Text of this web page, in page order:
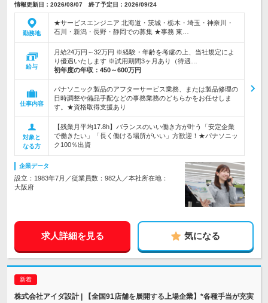
情報更新日：2026/08/07 終了予定日：2026/09/24
勤務地
★サービスエンジニア 北海道・茨城・栃木・埼玉・神奈川・
石川・新潟・長野・静岡での募集 ★事務 東…
給与
月給24万円～32万円 ※経験・年齢を考慮の上、当社規定によ
り優遇いたします ※試用期間3ヶ月あり（待遇…
初年度の年収： 450～600万円
仕事内容
パナソニック製品のアフターサービス業務、または製品修理の
日時調整や備品手配などの事務業務のどちらかをお任せしま
す。★資格取得支援あり
対象と
なる方
【残業月平均17.8h】バランスのいい働き方が叶う「安定企業
で働きたい」「長く働ける場所がいい」方歓迎！★パナソニッ
ク100％出資
企業データ
設立：1983年7月／従業員数：982人／本社所在地：
大阪府
求人詳細を見る 気になる
株式会社アイダ設計 | 【全国91店舗を展開する上場企業】*各種手当が充実